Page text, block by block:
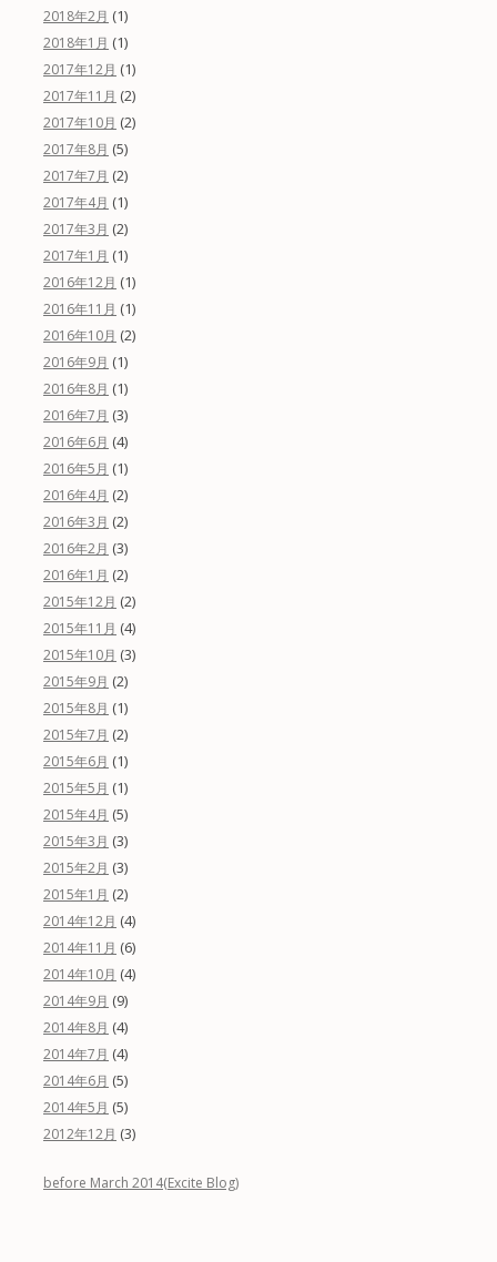
2018年2月 (1)
2018年1月 (1)
2017年12月 (1)
2017年11月 (2)
2017年10月 (2)
2017年8月 (5)
2017年7月 (2)
2017年4月 (1)
2017年3月 (2)
2017年1月 (1)
2016年12月 (1)
2016年11月 (1)
2016年10月 (2)
2016年9月 (1)
2016年8月 (1)
2016年7月 (3)
2016年6月 (4)
2016年5月 (1)
2016年4月 (2)
2016年3月 (2)
2016年2月 (3)
2016年1月 (2)
2015年12月 (2)
2015年11月 (4)
2015年10月 (3)
2015年9月 (2)
2015年8月 (1)
2015年7月 (2)
2015年6月 (1)
2015年5月 (1)
2015年4月 (5)
2015年3月 (3)
2015年2月 (3)
2015年1月 (2)
2014年12月 (4)
2014年11月 (6)
2014年10月 (4)
2014年9月 (9)
2014年8月 (4)
2014年7月 (4)
2014年6月 (5)
2014年5月 (5)
2012年12月 (3)
before March 2014(Excite Blog)